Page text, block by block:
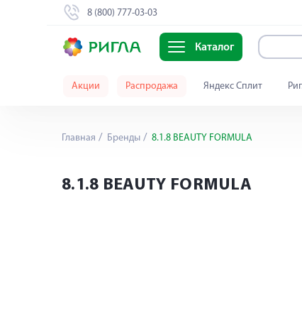
8 (800) 777-03-03
Каталог
Акции Распродажа Яндекс Сплит
Главная Бренды 8.1.8 BEAUTY FORMULA
8.1.8 BEAUTY FORMULA